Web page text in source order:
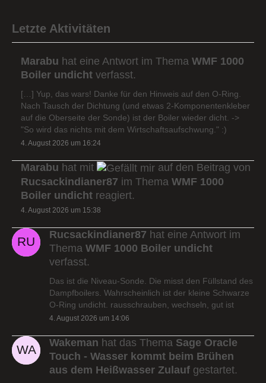
Letzte Aktivitäten
Marabu hat eine Antwort im Thema WMF 1000
Boiler undicht verfasst.
[…] Yup, das wars! Danke für den Hinweis auf den O-Ring.
Nach Tausch der Dichtung (und etwas 2-Komponentenkleber
auf die Oberseite der Sonde) ist der Boiler wieder dicht. ->
"So wird das nichts mit dem Wirtschaftsaufschwung." :)
4. August 2026 um 16:24
Marabu hat mit
auf den Beitrag von
Rucsackindianer87 im Thema WMF 1000
Boiler undicht reagiert.
4. August 2026 um 15:38
Rucsackindianer87 hat eine Antwort im
Thema WMF 1000 Boiler undicht
verfasst.
Das ist die Niveau-Sonde. Die misst den Füllstand des
Dampfboilers. Wahrscheinlich ist der kleine Schwarze
O-Ring undicht. rausschrauben, wechseln, gut ist
4. August 2026 um 14:06
Wakeman hat das Thema Sage Oracle
Touch - Wasser kommt beim Brühen
aus dem Heißwasser Zulauf gestartet.